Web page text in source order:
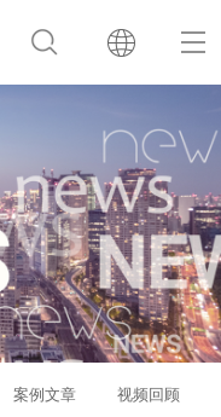
案例文章 视频回顾